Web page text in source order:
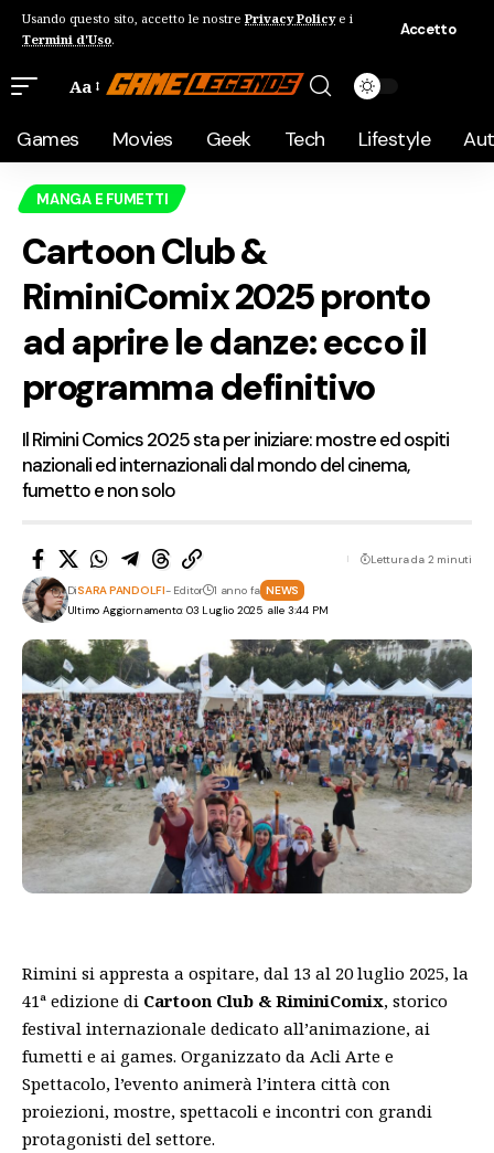
Usando questo sito, accetto le nostre Privacy Policye i
Termini d'Uso.
Accetto
Aa
Games Movies Geek Tech Lifestyle
MANGA E FUMETTI
Cartoon Club &
RiminiComix 2025 pronto
ad aprire le danze: ecco il
programma definitivo
Il Rimini Comics 2025 sta per iniziare: mostre ed ospiti
nazionali ed internazionali dal mondo del cinema,
fumetto e non solo
Ultimo Aggiornamento: 03 Luglio 2025 alle 3:44 PM
DiSARA PANDOLFI- Editor 1 anno fa NEWS
Lettura da 2 minuti
Rimini si appresta a ospitare, dal 13 al 20 luglio 2025, la
41ª edizione di Cartoon Club & RiminiComix, storico
festival internazionale dedicato all’animazione, ai
fumetti e ai games. Organizzato da Acli Arte e
Spettacolo, l’evento animerà l’intera città con
proiezioni, mostre, spettacoli e incontri con grandi
protagonisti del settore.